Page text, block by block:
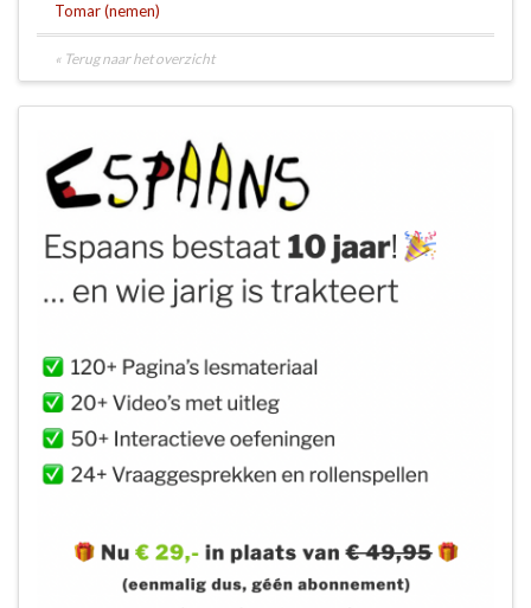
Tomar (nemen)
« Terug naar het overzicht